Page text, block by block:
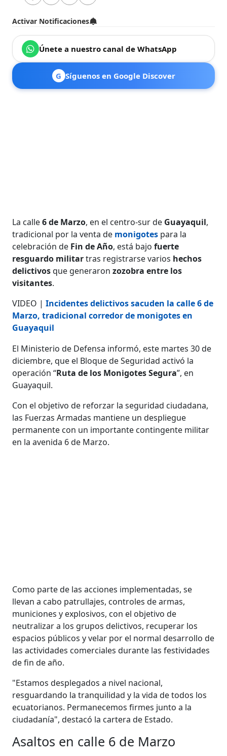
Activar Notificaciones
Únete a nuestro canal de WhatsApp
G Síguenos en Google Discover
La calle6 de Marzo, en el centro-sur de Guayaquil,
tradicional por la venta de monigotes para la
celebración de Fin de Año, está bajofuerte
resguardo militartras registrarse varios hechos
delictivosque generaronzozobra entre los
visitantes.
VIDEO |Incidentes delictivos sacuden la calle 6 de
Marzo, tradicional corredor de monigotes en
Guayaquil
El Ministerio de Defensa informó, este martes 30 de
diciembre, que el Bloque de Seguridad activó la
operación “Ruta de los Monigotes Segura”, en
Guayaquil.
Con el objetivo de reforzar la seguridad ciudadana,
las Fuerzas Armadas mantiene un despliegue
permanente con un importante contingente militar
en la avenida 6 de Marzo.
Como parte de las acciones implementadas, se
llevan a cabo patrullajes, controles de armas,
municiones y explosivos, con el objetivo de
neutralizar a los grupos delictivos, recuperar los
espacios públicos y velar por el normal desarrollo de
las actividades comerciales durante las festividades
de fin de año.
"Estamos desplegados a nivel nacional,
resguardando la tranquilidad y la vida de todos los
ecuatorianos. Permanecemos firmes junto a la
ciudadanía", destacó la cartera de Estado.
Asaltos en calle 6 de Marzo